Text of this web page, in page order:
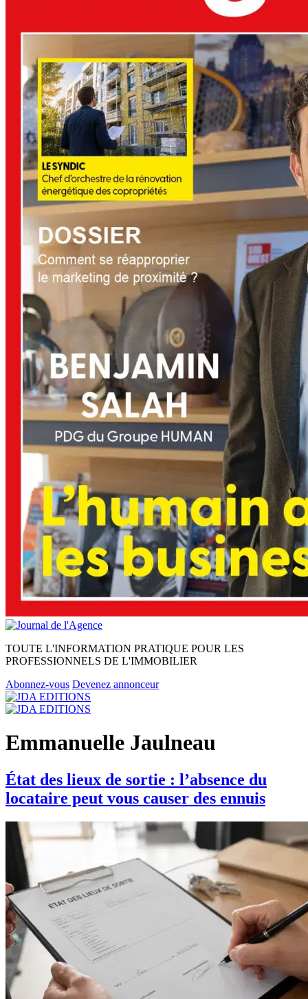
TOUTE L'INFORMATION PRATIQUE POUR LES
PROFESSIONNELS DE L'IMMOBILIER
Abonnez-vous Devenez annonceur
Emmanuelle Jaulneau
État des lieux de sortie : l’absence du
locataire peut vous causer des ennuis